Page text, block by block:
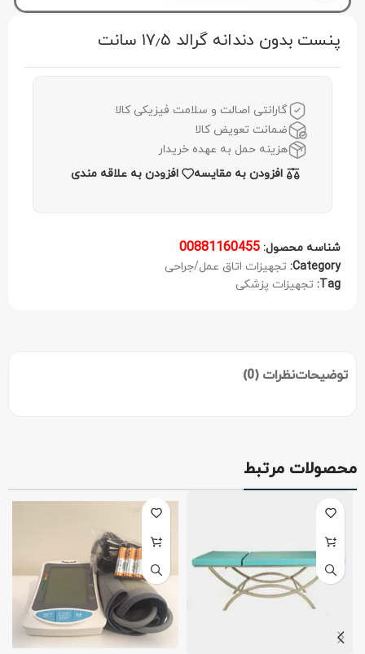
پنست بدون دندانه گرالد ۱۷٫۵ سانت
گارانتی اصالت و سلامت فیزیکی کالا
ضمانت تعویض کالا
هزینه حمل به عهده خریدار
افزودن به مقایسه
افزودن به علاقه مندی
شناسه محصول: 00881160455
Category: تجهیزات اتاق عمل/جراحی
Tag: تجهیزات پزشکی
توضیحاتنظرات (0)
محصولات مرتبط